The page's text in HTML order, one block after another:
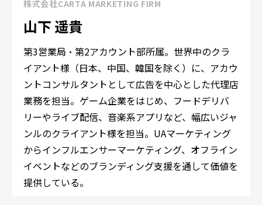
株式会社CARTA MARKETING FIRM
山下 遥貴
第3営業局・第2アカウント部所属。世界中のクラ
イアント様（日本、中国、韓国を除く）に、アカウ
ントコンサルタントとして広告を中心とした代理店
業務を担当。ゲーム企業をはじめ、フードデリバ
リーやライブ配信、音楽系アプリなど、幅広いジャ
ンルのクライアント様を担当。UAマーケティング
からインフルエンサーマーケティング、オフライン
イベントなどのブランディング支援を通して価値を
提供している。